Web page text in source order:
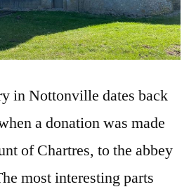
in Nottonville dates back
a donation was made
of Chartres, to the abbey
most interesting parts